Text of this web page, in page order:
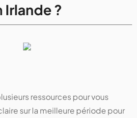
Irlande ?
ressources pour vous
sur la meilleure période pour